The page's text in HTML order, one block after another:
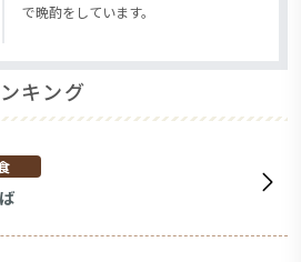
で晩酌をしています。
キング